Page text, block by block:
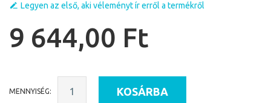
Legyen az első, aki véleményt ír erről a termékről
9 644,00 Ft
MENNYISÉG: KOSÁRBA